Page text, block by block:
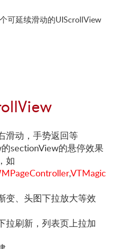
可延续滑动的UIScrollView
滑动，手势返回等
sectionView的悬停效果
如
,VTMagic
变、头图下拉放大等效
拉刷新，列表页上拉加